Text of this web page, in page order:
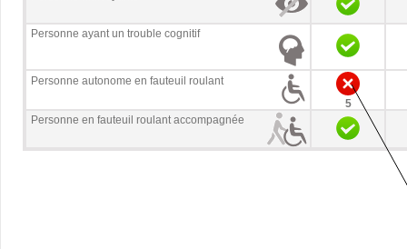
Personne ayant un trouble cognitif
Personne autonome en fauteuil roulant
5
Personne en fauteuil roulant accompagnée